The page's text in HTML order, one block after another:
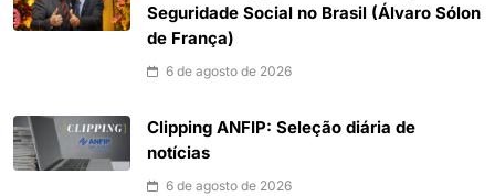
Seguridade Social no Brasil (Álvaro Sólon
de França)
6 de agosto de 2026
Clipping ANFIP: Seleção diária de
notícias
6 de agosto de 2026